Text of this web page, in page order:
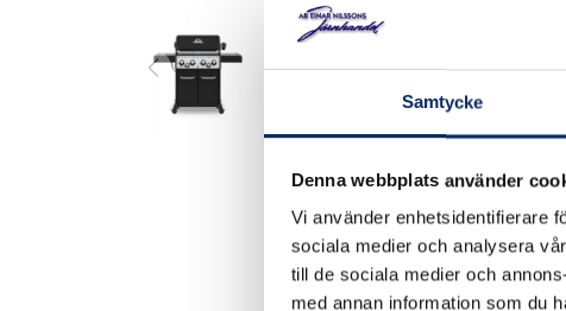
Samtycke
Denna webbplats använder
Vi använder enhetsidentifierare
sociala medier och analysera
till de sociala medier och
med annan information som du